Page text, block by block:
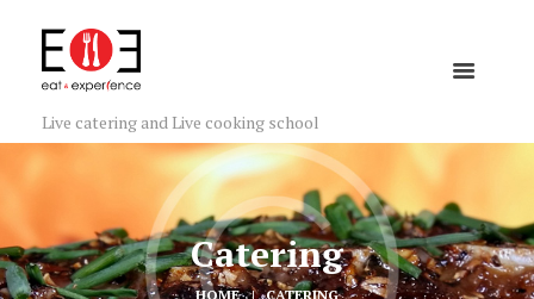
Live catering and Live cooking school
Catering
HOME CATERING